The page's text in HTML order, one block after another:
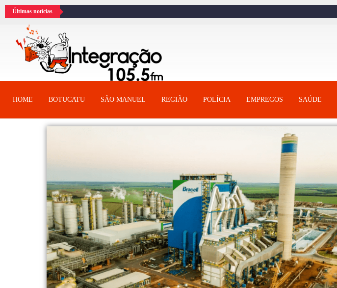
Últimas notícias
HOME BOTUCATU SÂO MANUEL REGIÃO POLÍCIA EMPREGOS SAÚDE